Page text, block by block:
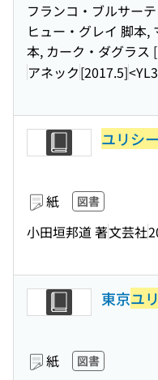
フランコ・ブルサー
ヒュー・グレイ 脚本,
本, カーク・ダグラス
アネック[2017.5]
ユリシ
紙 図書
小田垣邦道 著文芸社
東京ユ
紙 図書